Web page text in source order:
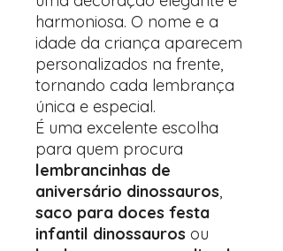
harmoniosa. O nome e a
idade da criança aparecem
personalizados na frente,
tornando cada lembrança
única e especial.
É uma excelente escolha
para quem procura
lembrancinhas de
aniversário dinossauros,
saco para doces festa
infantil dinossauros ou